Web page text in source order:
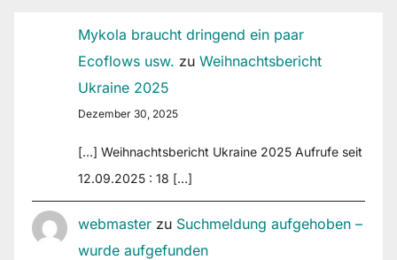
Mykola braucht dringend ein paar
Ecoflows usw. zu Weihnachtsbericht
Ukraine 2025
Dezember 30, 2025
[…] Weihnachtsbericht Ukraine 2025 Aufrufe seit
12.09.2025 : 18 […]
webmaster zu Suchmeldung aufgehoben –
wurde aufgefunden